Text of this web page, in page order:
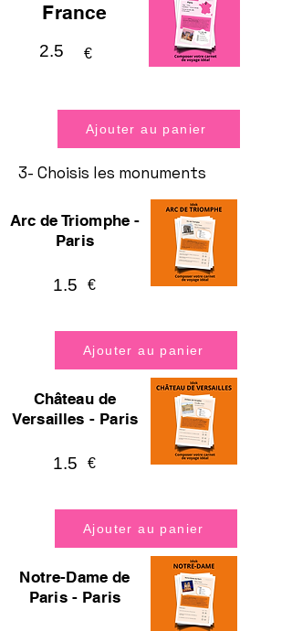
France
2.5 €
Ajouter au panier
3- Choisis les monuments
Arc de Triomphe -
Paris
1.5 €
Ajouter au panier
Château de
Versailles - Paris
1.5 €
Ajouter au panier
Notre-Dame de
Paris - Paris